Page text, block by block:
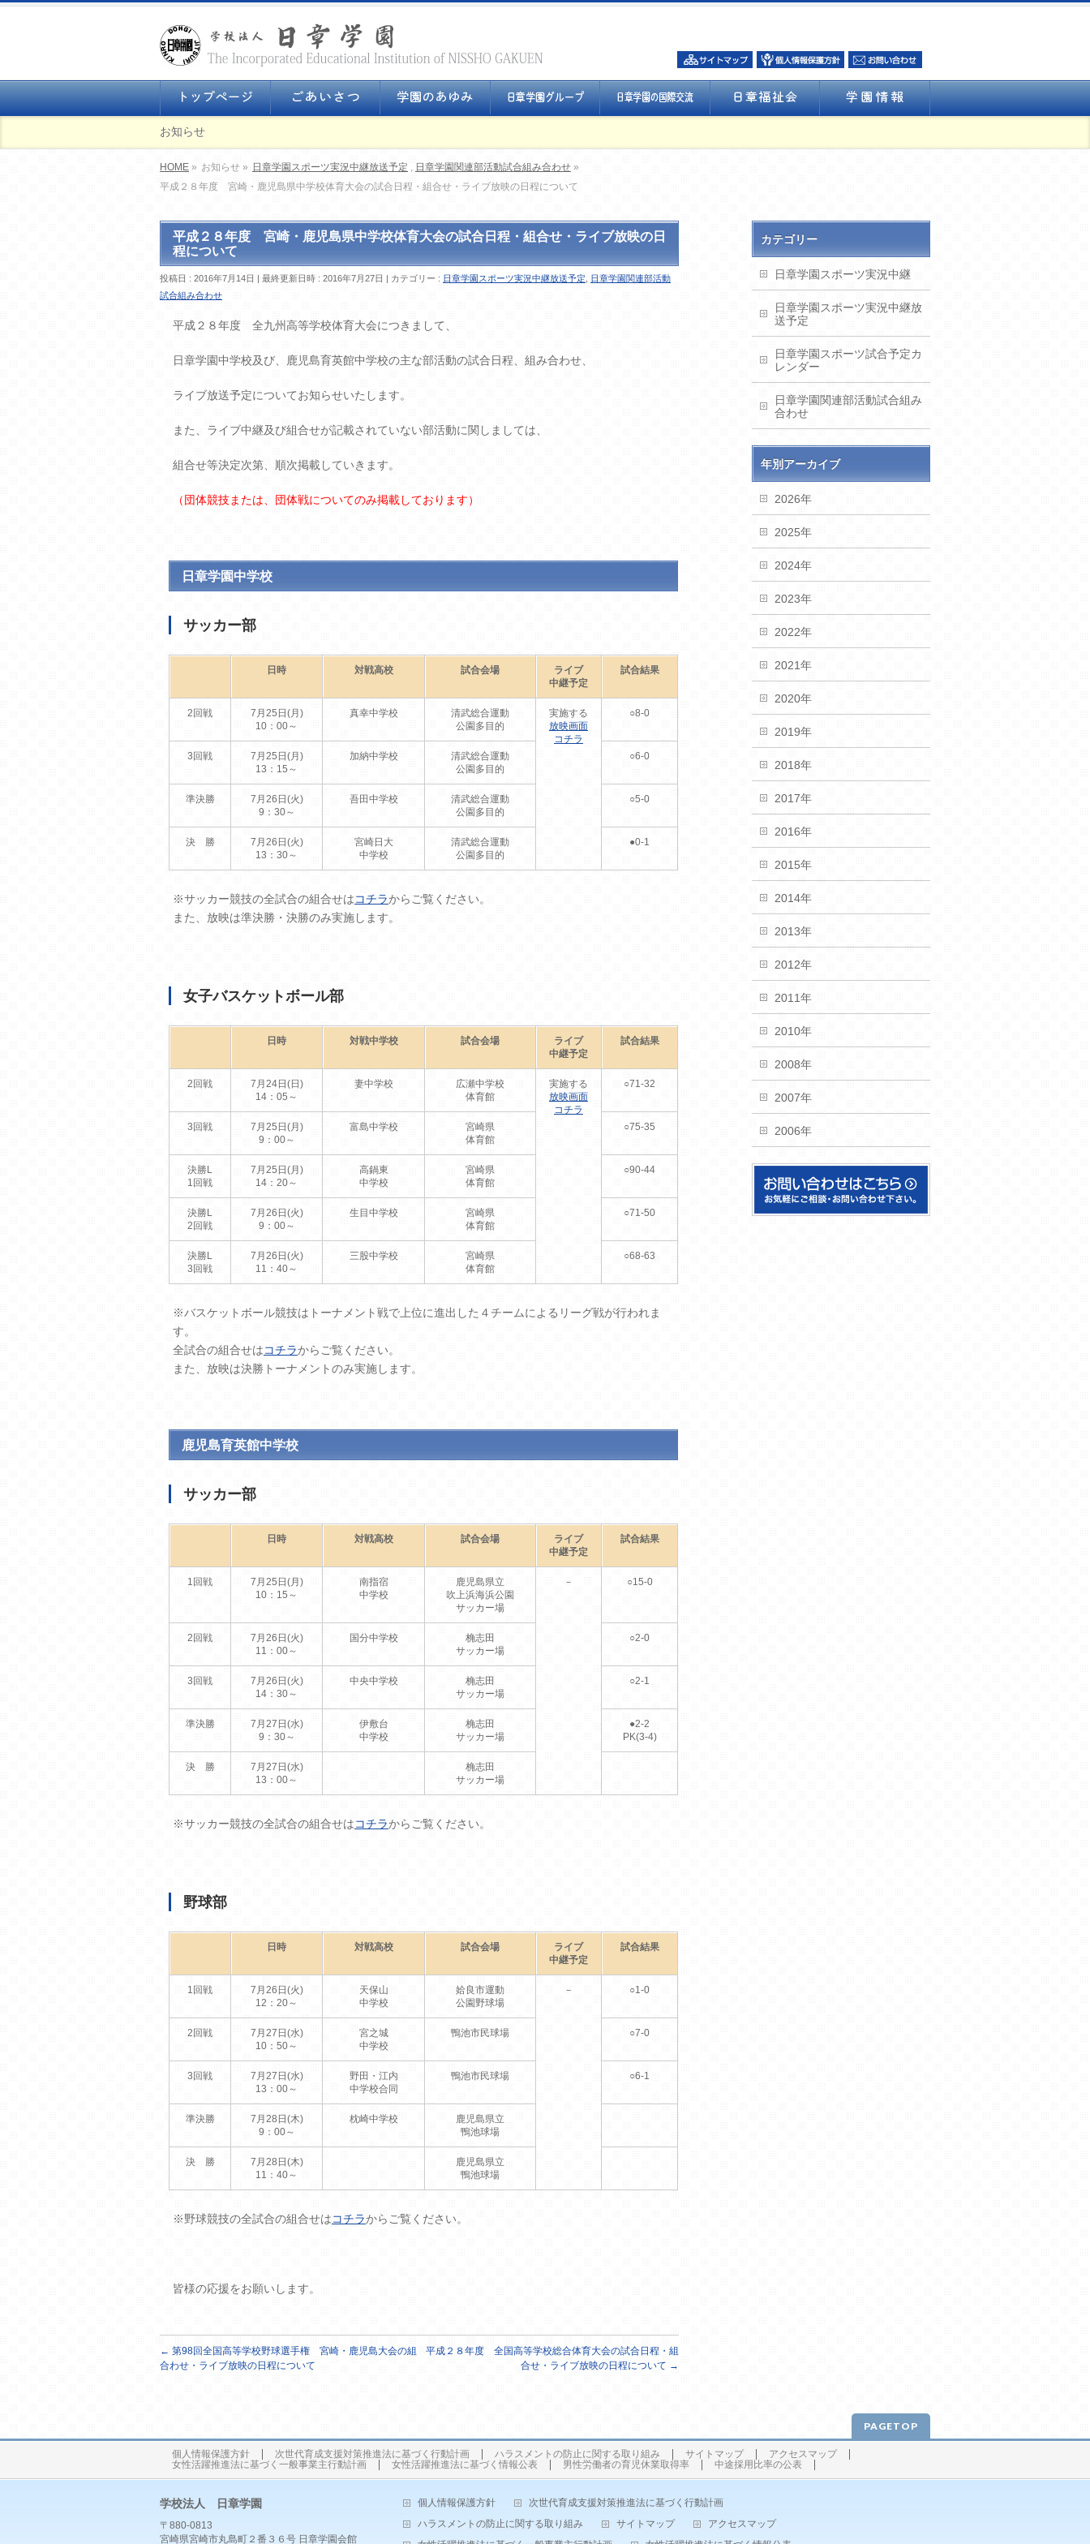
お知らせ
HOME » お知らせ » 日章学園スポーツ実況中継放送予定 , 日章学園関連部活動試合組み合わせ »
平成２８年度 宮崎・鹿児島県中学校体育大会の試合日程・組合せ・ライブ放映の日程について
平成２８年度 宮崎・鹿児島県中学校体育大会の試合日程・組合せ・ライブ放映の日
程について
投稿日 : 2016年7月14日 最終更新日時 : 2016年7月27日 カテゴリー : 日章学園スポーツ実況中継放送予定
日章学園関連部活動
試合組み合わせ
平成２８年度 全九州高等学校体育大会につきまして、
日章学園中学校及び、鹿児島育英館中学校の主な部活動の試合日程、組み合わせ、
ライブ放送予定についてお知らせいたします。
また、ライブ中継及び組合せが記載されていない部活動に関しましては、
組合せ等決定次第、順次掲載していきます。
（団体競技または、団体戦についてのみ掲載しております）
日章学園中学校
サッカー部
日時 対戦高校 試合会場
ライブ
中継予定
試合結果
2回戦
7月25日(月)
10：00～
真幸中学校
清武総合運動
公園多目的
実施する
放映画面
コチラ
○8-0
3回戦
7月25日(月)
13：15～
加納中学校
清武総合運動
公園多目的
○6-0
準決勝
7月26日(火)
9：30～
吾田中学校
清武総合運動
公園多目的
○5-0
決 勝
7月26日(火)
13：30～
宮崎日大
中学校
清武総合運動
公園多目的
●0-1
※サッカー競技の全試合の組合せはコチラからご覧ください。
また、放映は準決勝・決勝のみ実施します。
女子バスケットボール部
日時 対戦中学校 試合会場
ライブ
中継予定
試合結果
2回戦
7月24日(日)
14：05～
妻中学校
広瀬中学校
体育館
実施する
放映画面
コチラ
○71-32
3回戦
7月25日(月)
9：00～
富島中学校
宮崎県
体育館
○75-35
決勝L
1回戦
7月25日(月)
14：20～
高鍋東
中学校
宮崎県
体育館
○90-44
決勝L
2回戦
7月26日(火)
9：00～
生目中学校
宮崎県
体育館
○71-50
決勝L
3回戦
7月26日(火)
11：40～
三股中学校
宮崎県
体育館
○68-63
※バスケットボール競技はトーナメント戦で上位に進出した４チームによるリーグ戦が行われま
す。
全試合の組合せはコチラからご覧ください。
また、放映は決勝トーナメントのみ実施します。
鹿児島育英館中学校
サッカー部
日時 対戦高校 試合会場
ライブ
中継予定
試合結果
1回戦
7月25日(月)
10：15～
南指宿
中学校
鹿児島県立
吹上浜海浜公園
サッカー場
－ ○15-0
2回戦
7月26日(火)
11：00～
国分中学校
桷志田
サッカー場
○2-0
3回戦
7月26日(火)
14：30～
中央中学校
桷志田
サッカー場
○2-1
準決勝
7月27日(水)
9：30～
伊敷台
中学校
桷志田
サッカー場
●2-2
PK(3-4)
決 勝
7月27日(水)
13：00～
桷志田
サッカー場
※サッカー競技の全試合の組合せはコチラからご覧ください。
野球部
日時 対戦高校 試合会場
ライブ
中継予定
試合結果
1回戦
7月26日(火)
12：20～
天保山
中学校
姶良市運動
公園野球場
－ ○1-0
2回戦
7月27日(水)
10：50～
宮之城
中学校
鴨池市民球場 ○7-0
3回戦
7月27日(水)
13：00～
野田・江内
中学校合同
鴨池市民球場 ○6-1
準決勝
7月28日(木)
9：00～
枕崎中学校
鹿児島県立
鴨池球場
決 勝
7月28日(木)
11：40～
鹿児島県立
鴨池球場
※野球競技の全試合の組合せはコチラからご覧ください。
皆様の応援をお願いします。
← 第98回全国高等学校野球選手権 宮崎・鹿児島大会の組
合わせ・ライブ放映の日程について
平成２８年度 全国高等学校総合体育大会の試合日程・組
合せ・ライブ放映の日程について →
カテゴリー
日章学園スポーツ実況中継
日章学園スポーツ実況中継放
送予定
日章学園スポーツ試合予定カ
レンダー
日章学園関連部活動試合組み
合わせ
年別アーカイブ
2026年
2025年
2024年
2023年
2022年
2021年
2020年
2019年
2018年
2017年
2016年
2015年
2014年
2013年
2012年
2011年
2010年
2008年
2007年
2006年
PAGETOP
個人情報保護方針 次世代育成支援対策推進法に基づく行動計画 ハラスメントの防止に関する取り組み サイトマップ
アクセスマップ
女性活躍推進法に基づく一般事業主行動計画
女性活躍推進法に基づく情報公表 男性労働者の育児休業取得率 中途採用比率の公表
学校法人 日章学園
〒880-0813
宮崎県宮崎市丸島町２番３６号 日章学園会館
個人情報保護方針
次世代育成支援対策推進法に基づく行動計画
ハラスメントの防止に関する取り組み
サイトマップ
アクセスマップ